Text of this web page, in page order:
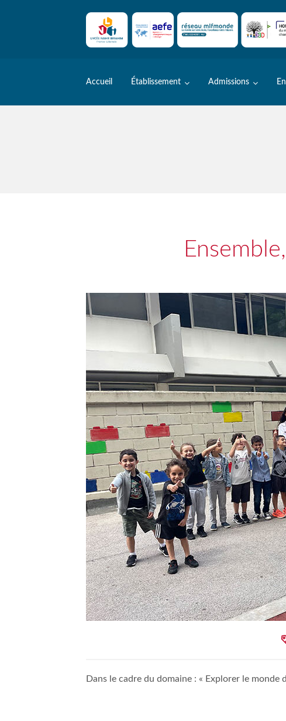
Accueil Établissement Admissions
Dans le cadre du domaine : « Explorer le monde